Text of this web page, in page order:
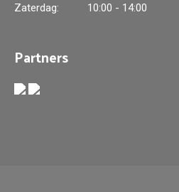
Zaterdag:
10:00 - 14:00
Partners